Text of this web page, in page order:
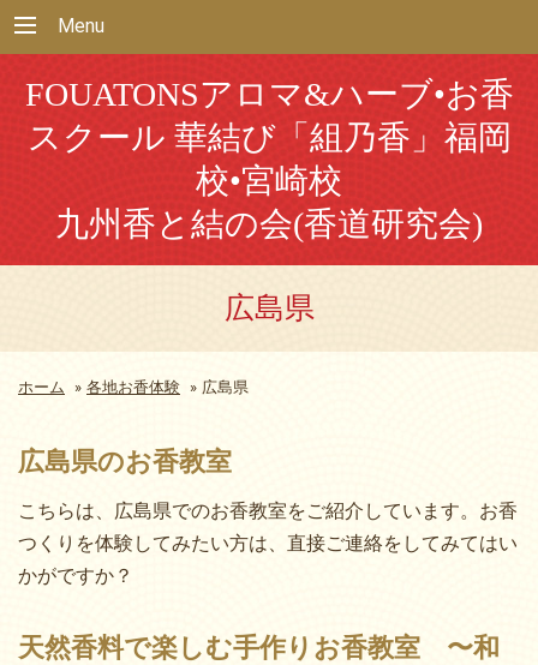
Menu
FOUATONSアロマ&ハーブ•お香
スクール 華結び「組乃香」福岡
校•宮崎校
九州香と結の会(香道研究会)
広島県
ホーム » 各地お香体験 » 広島県
広島県のお香教室
こちらは、広島県でのお香教室をご紹介しています。お香
つくりを体験してみたい方は、直接ご連絡をしてみてはい
かがですか？
天然香料で楽しむ手作りお香教室 〜和